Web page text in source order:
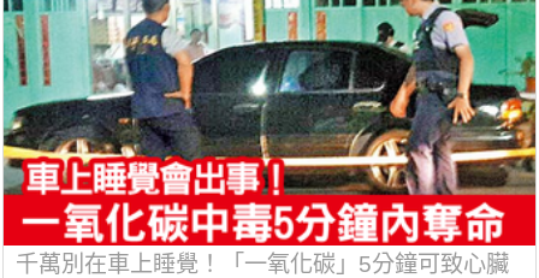
千萬別在車上睡覺！「一氧化碳」5分鐘可致心臟